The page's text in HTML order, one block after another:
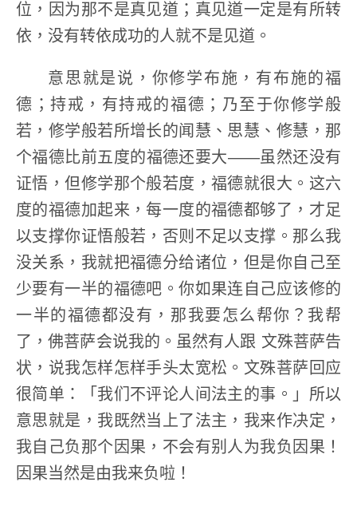
位，因为那不是真见道；真见道一定是有所转
依，没有转依成功的人就不是见道。
意思就是说，你修学布施，有布施的福
德；持戒，有持戒的福德；乃至于你修学般
若，修学般若所增长的闻慧、思慧、修慧，那
个福德比前五度的福德还要大——虽然还没有
证悟，但修学那个般若度，福德就很大。这六
度的福德加起来，每一度的福德都够了，才足
以支撑你证悟般若，否则不足以支撑。那么我
没关系，我就把福德分给诸位，但是你自己至
少要有一半的福德吧。你如果连自己应该修的
一半的福德都没有，那我要怎么帮你？我帮
了，佛菩萨会说我的。虽然有人跟 文殊菩萨告
状，说我怎样怎样手头太宽松。文殊菩萨回应
很简单：「我们不评论人间法主的事。」所以
意思就是，我既然当上了法主，我来作决定，
我自己负那个因果，不会有别人为我负因果！
因果当然是由我来负啦！